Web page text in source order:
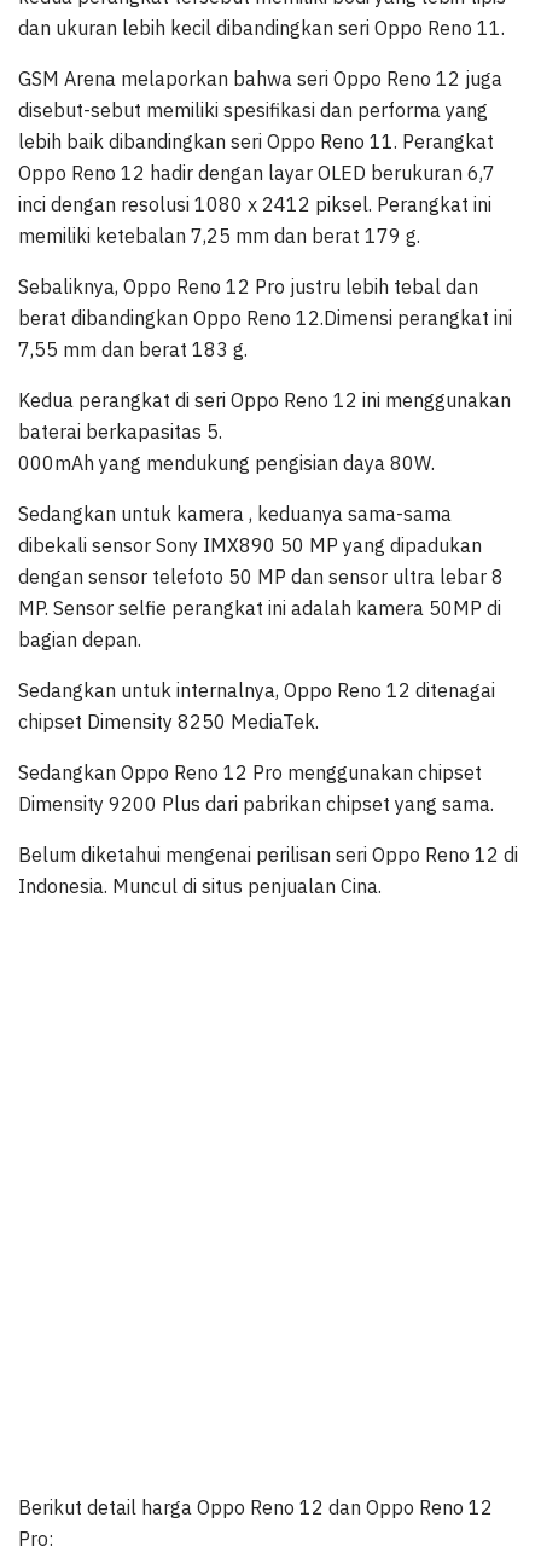
dan ukuran lebih kecil dibandingkan seri Oppo Reno 11.
GSM Arena melaporkan bahwa seri Oppo Reno 12 juga
disebut-sebut memiliki spesifikasi dan performa yang
lebih baik dibandingkan seri Oppo Reno 11. Perangkat
Oppo Reno 12 hadir dengan layar OLED berukuran 6,7
inci dengan resolusi 1080 x 2412 piksel. Perangkat ini
memiliki ketebalan 7,25 mm dan berat 179 g.
Sebaliknya, Oppo Reno 12 Pro justru lebih tebal dan
berat dibandingkan Oppo Reno 12.Dimensi perangkat ini
7,55 mm dan berat 183 g.
Kedua perangkat di seri Oppo Reno 12 ini menggunakan
baterai berkapasitas 5.
000mAh yang mendukung pengisian daya 80W.
Sedangkan untuk kamera , keduanya sama-sama
dibekali sensor Sony IMX890 50 MP yang dipadukan
dengan sensor telefoto 50 MP dan sensor ultra lebar 8
MP. Sensor selfie perangkat ini adalah kamera 50MP di
bagian depan.
Sedangkan untuk internalnya, Oppo Reno 12 ditenagai
chipset Dimensity 8250 MediaTek.
Sedangkan Oppo Reno 12 Pro menggunakan chipset
Dimensity 9200 Plus dari pabrikan chipset yang sama.
Belum diketahui mengenai perilisan seri Oppo Reno 12 di
Indonesia. Muncul di situs penjualan Cina.
Berikut detail harga Oppo Reno 12 dan Oppo Reno 12
Pro: